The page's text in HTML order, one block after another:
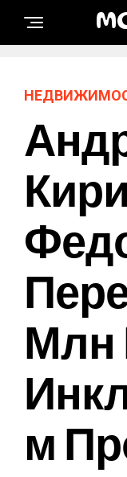
Млн
М